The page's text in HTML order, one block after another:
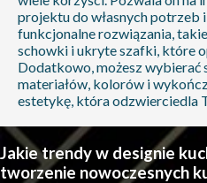
projektu do własnych potrzeb
funkcjonalne rozwiązania,
schowki i ukryte szafki, które
Dodatkowo, możesz wybierać
materiałów, kolorów i
estetykę, która odzwierciedla
Jakie trendy w designie
tworzenie nowoczesnych